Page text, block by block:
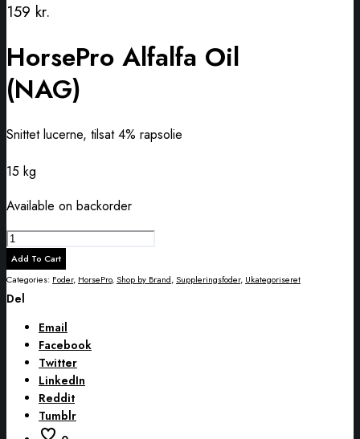
159 kr.
HorsePro Alfalfa Oil
(NAG)
Snittet lucerne, tilsat 4% rapsolie
15 kg
Available on backorder
HorsePro
Alfalfa
Oil
(NAG)
Add To Cart
Categories: Foder, HorsePro,Shop by Brand,Suppleringsfoder, Ukategoriseret
Del
Email
Facebook
Twitter
LinkedIn
Reddit
Tumblr